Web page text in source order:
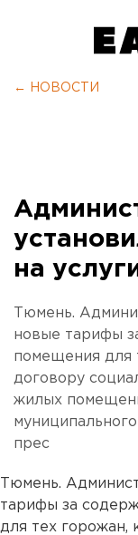
← НОВОСТИ
на
Тюмень.
новые тарифы
помещения для
договору
жилых
прес
Тюмень.
тарифы за
для тех горожан,